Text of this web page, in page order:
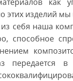
этих изделий
себя наша
способное
передается